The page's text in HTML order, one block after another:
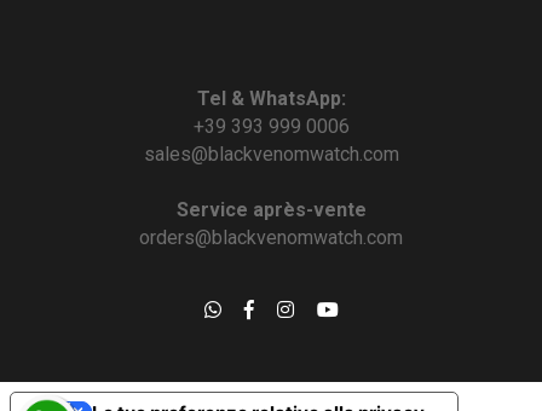
Tel & WhatsApp:
+39 393 999 0006
sales@blackvenomwatch.com
Service après-vente
orders@blackvenomwatch.com